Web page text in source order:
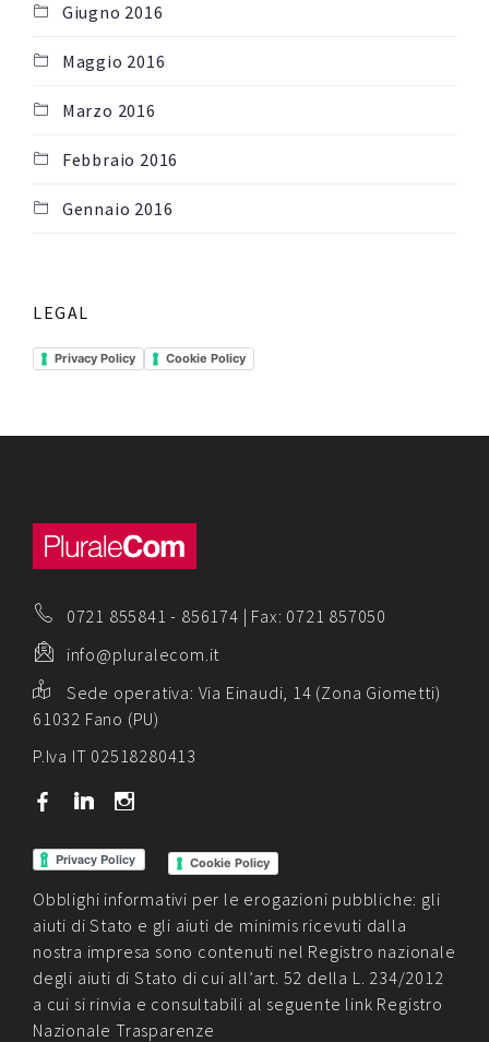
Giugno 2016
Maggio 2016
Marzo 2016
Febbraio 2016
Gennaio 2016
LEGAL
Privacy Policy Cookie Policy
0721 855841 - 856174 | Fax: 0721 857050
info@pluralecom.it
Sede operativa: Via Einaudi, 14 (Zona Giometti)
61032 Fano (PU)
P.Iva IT 02518280413
b j x
Cookie Policy
Obblighi informativi per le erogazioni pubbliche: gli
aiuti di Stato e gli aiuti de minimis ricevuti dalla
nostra impresa sono contenuti nel Registro nazionale
degli aiuti di Stato di cui all’art. 52 della L. 234/2012
a cui si rinvia e consultabili al seguente link Registro
Nazionale Trasparenze